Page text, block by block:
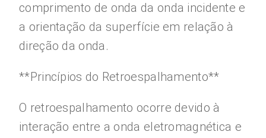
comprimento de onda da onda incidente e
a orientação da superfície em relação à
direção da onda.
**Princípios do Retroespalhamento**
O retroespalhamento ocorre devido à
interação entre a onda eletromagnética e